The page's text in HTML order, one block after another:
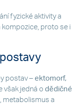
fyzické aktivity a
kompozice, proto se i
postav – ektomorf,
však jedná o dědičné
metabolismus a